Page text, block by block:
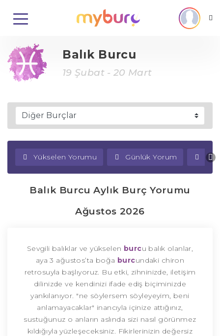
Balık Burcu
19 Şubat - 20 Mart
Yükselen Yorumu Günlük Yorum
Balık Burcu Aylık Burç Yorumu
Ağustos 2026
Sevgili balıklar ve yükselen burcu balık olanlar,
aya 3 ağustos’ta boğa burcundaki chiron
retrosuyla başlıyoruz. Bu etki, zihninizde, iletişim
dilinizde ve kendinizi ifade ediş biçiminizde
yankılanıyor. "ne söylersem söyleyeyim, beni
anlamayacaklar" inancıyla içinize attığınız,
sustuğunuz o anların aslında sizi nasıl görünmez
kıldığıyla yüzleşeceksiniz. Fikirlerinizin değersiz